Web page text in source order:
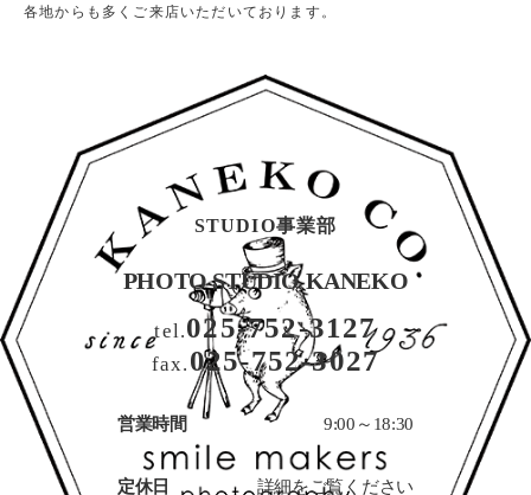
各地からも多くご来店いただいております。
STUDIO事業部
PHOTO STUDIO KANEKO
tel.025-752-3127
fax. 025-752-3027
営業時間 9:00～18:30
定休日 詳細をご覧ください